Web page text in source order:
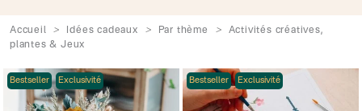
Accueil Idées cadeaux Par thème
Activités créatives,
plantes & Jeux
Bestseller Exclusivité Bestseller Exclusivité